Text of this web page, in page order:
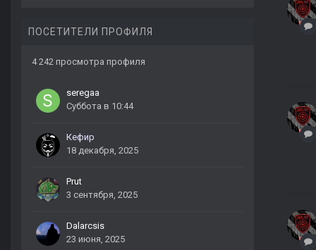
ПОСЕТИТЕЛИ ПРОФИЛЯ
4 242 просмотра профиля
seregaa
Суббота в 10:44
Кефир
18 декабря, 2025
Prut
3 сентября, 2025
Dalarcsis
23 июня, 2025